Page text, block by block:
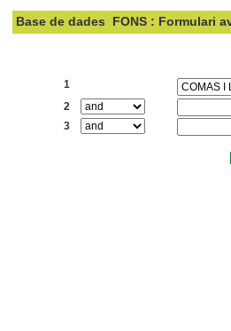
Base de dades FONS : Formulari
1
2
3